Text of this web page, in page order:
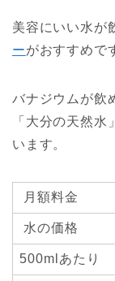
美容にいい水が
ーがおすすめで
バナジウムが飲
「大分の天然
います。
月額料金
水の価格
500mlあたり